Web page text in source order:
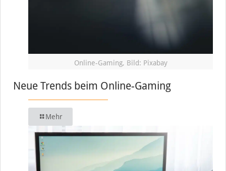
Online-Gaming, Bild: Pixabay
Neue Trends beim Online-Gaming
Mehr